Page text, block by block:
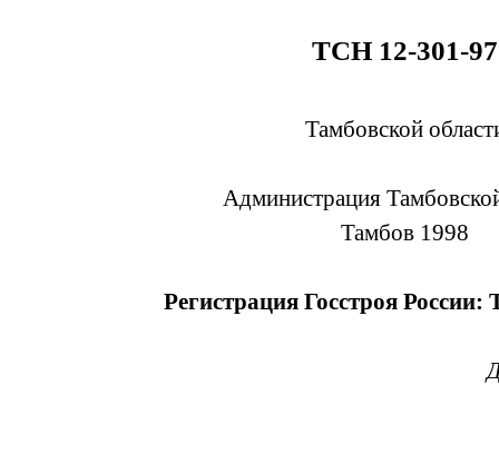
ТСН 12-301-97
Тамбовской
Администрация
Тамбов 1998
Регистрация Госстроя